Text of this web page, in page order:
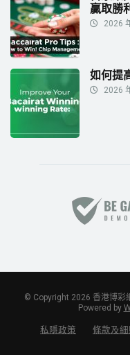
贏取勝
2026
如何提
2026
© Copyright 2026 香港博彩
Powered by
私隱政策 條款及細